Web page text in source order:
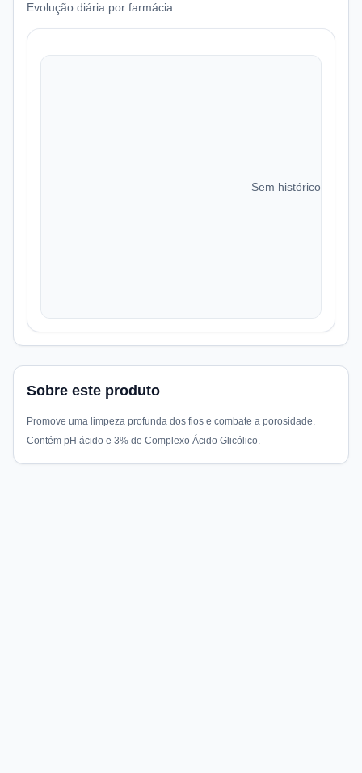
Evolução diária por farmácia.
Sem histórico de
Sobre este produto
Promove uma limpeza profunda dos fios e combate a porosidade.
Contém pH ácido e 3% de Complexo Ácido Glicólico.